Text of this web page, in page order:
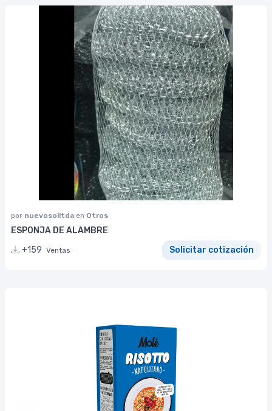
por nuevosolltda en Otros
ESPONJA DE ALAMBRE
+159 Ventas Solicitar cotización